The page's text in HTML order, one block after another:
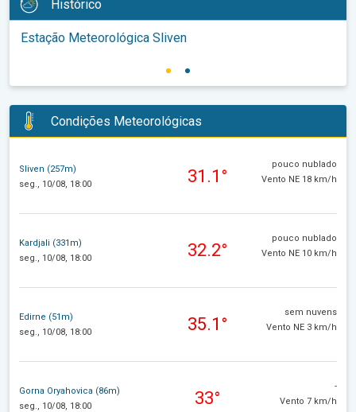
Histórico
Estação Meteorológica Sliven
Condições Meteorológicas
Sliven (257m)
seg., 10/08, 18:00
31.1°
pouco nublado
Vento NE 18 km/h
Kardjali (331m)
seg., 10/08, 18:00
32.2°
pouco nublado
Vento NE 10 km/h
Edirne (51m)
seg., 10/08, 18:00
35.1°
sem nuvens
Vento NE 3 km/h
Gorna Oryahovica (86m)
seg., 10/08, 18:00
33°
-
Vento 7 km/h